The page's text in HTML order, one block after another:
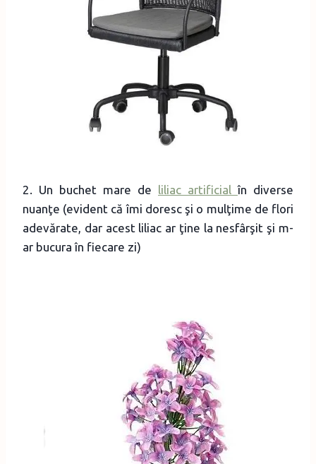
2. Un buchet mare de liliac artificialîn diverse
nuanţe (evident că îmi doresc şi o mulţime de flori
adevărate, dar acest liliac ar ţine la nesfârşit şi m-
ar bucura în fiecare zi)